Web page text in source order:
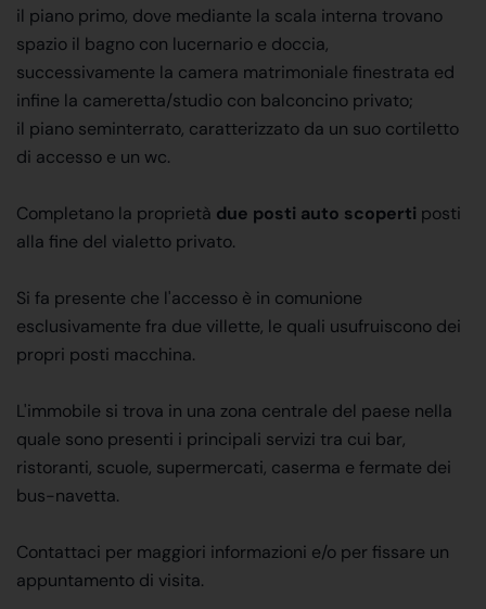
il piano primo, dove mediante la scala interna trovano
spazio il bagno con lucernario e doccia,
successivamente la camera matrimoniale finestrata ed
infine la cameretta/studio con balconcino privato;
il piano seminterrato, caratterizzato da un suo cortiletto
di accesso e un wc.
Completano la proprietà due posti auto scoperti posti
alla fine del vialetto privato.
Si fa presente che l'accesso è in comunione
esclusivamente fra due villette, le quali usufruiscono dei
propri posti macchina.
L'immobile si trova in una zona centrale del paese nella
quale sono presenti i principali servizi tra cui bar,
ristoranti, scuole, supermercati, caserma e fermate dei
bus-navetta.
Contattaci per maggiori informazioni e/o per fissare un
appuntamento di visita.